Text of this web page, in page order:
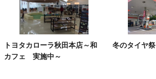
トヨタカローラ秋田本店～和
カフェ 実施中～
冬のタイヤ祭